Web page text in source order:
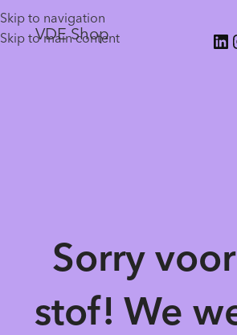
Skip to navigation
Skip to main content
VDE Shop
Sorry
stof! We